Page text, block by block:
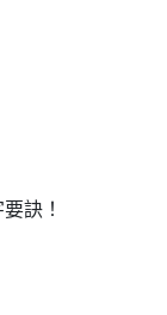
要訣！